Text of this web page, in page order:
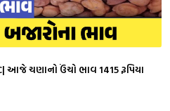
આજે ચણાનો ઉંચો ભાવ 1415 રૂપિયા